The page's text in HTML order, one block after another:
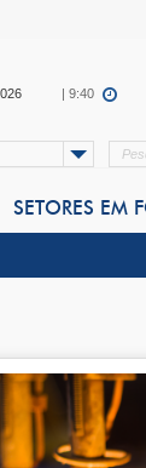
| 9:40
SETORES EM